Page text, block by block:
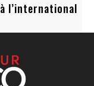
l’international